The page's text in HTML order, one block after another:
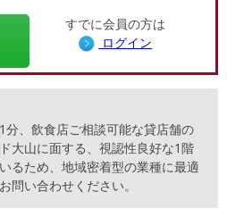
すでに会員の方は
ログイン
、飲食店ご相談可能な貸店舗の
大山に面する、視認性良好な1階
るため、地域密着型の業種に最適
問い合わせください。